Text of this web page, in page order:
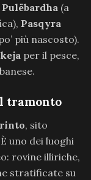
Pulëbardha (a
Pasqyra
più nascosto).
per il pesce,
tramonto
, sito
uno dei luoghi
rovine illiriche,
stratificate su